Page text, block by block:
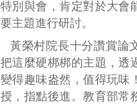
特別與會，肯定對於大會
要主題進行研討。
黃榮村院長十分讚賞論
把這麼硬梆梆的主題，透
變得趣味盎然，值得玩味
授，指點後進。教育部常